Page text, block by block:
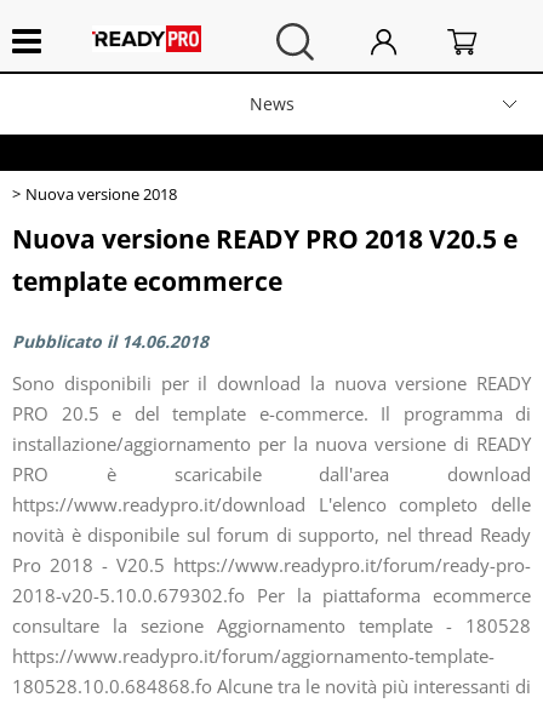
Marca
Promozioni
Tabella 5
Tabella 8
Area
Elettrodomestici
Audio
Video
Sport
Fotografia
Stereo
Hardware
News
Nuova versione 2018
Nuova versione READY PRO 2018 V20.5 e
template ecommerce
Pubblicato il 14.06.2018
Sono disponibili per il download la nuova versione READY
PRO 20.5 e del template e-commerce. Il programma di
installazione/aggiornamento per la nuova versione di READY
PRO è scaricabile dall'area download
https://www.readypro.it/download L'elenco completo delle
novità è disponibile sul forum di supporto, nel thread Ready
Pro 2018 - V20.5 https://www.readypro.it/forum/ready-pro-
2018-v20-5.10.0.679302.fo Per la piattaforma ecommerce
consultare la sezione Aggiornamento template - 180528
https://www.readypro.it/forum/aggiornamento-template-
180528.10.0.684868.fo Alcune tra le novità più interessanti di